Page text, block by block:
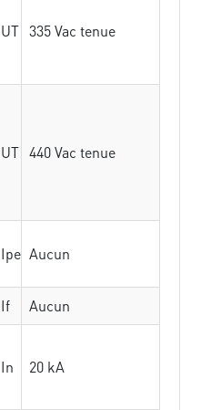
UT 335 Vac tenue
UT 440 Vac tenue
Ipe Aucun
If
Aucun
In 20 kA